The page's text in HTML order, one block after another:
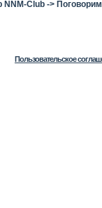
NNM-Club -> Поговорим
Пользовательское